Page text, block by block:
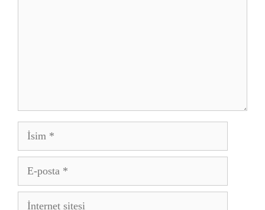
İsim
posta
İnternet